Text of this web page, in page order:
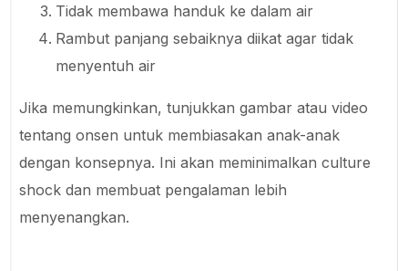
Tidak membawa handuk ke dalam air
Rambut panjang sebaiknya diikat agar tidak
menyentuh air
Jika memungkinkan, tunjukkan gambar atau video
tentang onsen untuk membiasakan anak-anak
dengan konsepnya. Ini akan meminimalkan culture
shock dan membuat pengalaman lebih
menyenangkan.